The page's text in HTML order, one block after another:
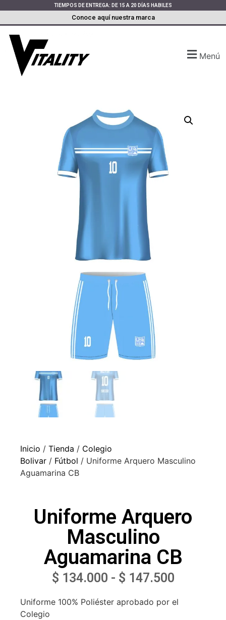
TIEMPOS DE ENTREGA: DE 15 A 20 DÍAS HABILES
Conoce aquí nuestra marca
Menú
Inicio / Tienda / Colegio
Bolivar / Fútbol / Uniforme Arquero Masculino
Aguamarina CB
Uniforme Arquero
Masculino
Aguamarina CB
$ 134.000 - $ 147.500
Uniforme 100% Poliéster aprobado por el
Colegio